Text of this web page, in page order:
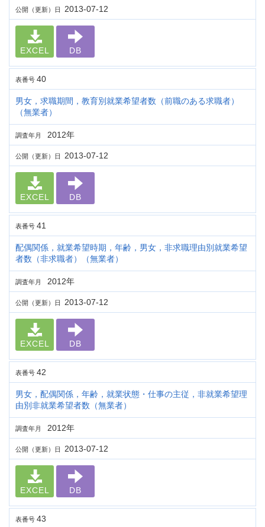
公開（更新）日 2013-07-12
EXCEL DB
表番号 40
男女，求職期間，教育別就業希望者数（前職のある求職者）
（無業者）
調査年月 2012年
公開（更新）日 2013-07-12
EXCEL DB
表番号 41
配偶関係，就業希望時期，年齢，男女，非求職理由別就業希望
者数（非求職者）（無業者）
調査年月 2012年
公開（更新）日 2013-07-12
EXCEL DB
表番号 42
男女，配偶関係，年齢，就業状態・仕事の主従，非就業希望理
由別非就業希望者数（無業者）
調査年月 2012年
公開（更新）日 2013-07-12
EXCEL DB
表番号 43